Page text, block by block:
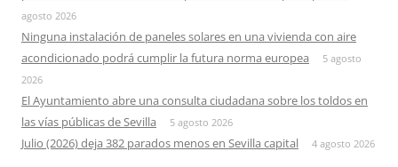
agosto 2026
Ninguna instalación de paneles solares en una vivienda con aire
acondicionado podrá cumplir la futura norma europea
5 agosto
2026
El Ayuntamiento abre una consulta ciudadana sobre los toldos en
las vías públicas de Sevilla
5 agosto 2026
Julio (2026) deja 382 parados menos en Sevilla capital 4 agosto 2026